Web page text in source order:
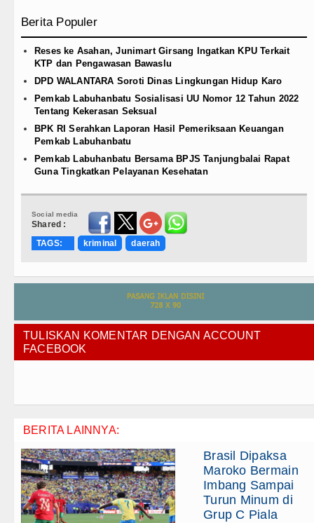
Berita Populer
Reses ke Asahan, Junimart Girsang Ingatkan KPU Terkait
KTP dan Pengawasan Bawaslu
DPD WALANTARA Soroti Dinas Lingkungan Hidup Karo
Pemkab Labuhanbatu Sosialisasi UU Nomor 12 Tahun 2022
Tentang Kekerasan Seksual
BPK RI Serahkan Laporan Hasil Pemeriksaan Keuangan
Pemkab Labuhanbatu
Pemkab Labuhanbatu Bersama BPJS Tanjungbalai Rapat
Guna Tingkatkan Pelayanan Kesehatan
Social media
Shared :
TAGS:
kriminal daerah
TULISKAN KOMENTAR DENGAN ACCOUNT
FACEBOOK
BERITA LAINNYA:
Brasil Dipaksa
Maroko Bermain
Imbang Sampai
Turun Minum di
Grup C Piala